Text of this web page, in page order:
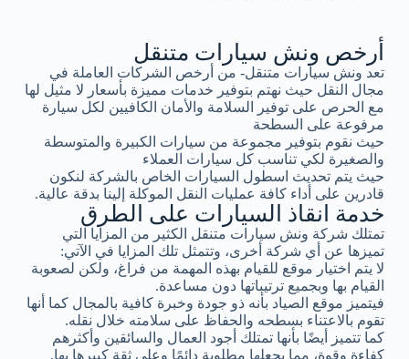
أرخص ونش سيارات متنقل
تعد ونش سيارات متنقل- من أرخص الشركات العاملة في
مجال النقل حيث نهتم بتوفير خدمات مميزة بأسعار لا مثيل لها
مع الحرص على توفير السلامة والأمان الكافيين لكل سيارة
مرفوعة على السطحة
حيث نقوم بتوفير مجموعة من سيارات الكبيرة والمتوسطة
والصغيرة لكي تناسب كل سيارات العملاء
حيث يتم تحديث اسطول السيارات الخاص بالشركة لنكون
قادرين على أداء كافة عمليات النقل الموكلة إلينا بدقة عالية.
خدمة انقاذ السيارات على الطرق
تمتلك شركة ونش سيارات متنقل الكثير من المزايا التي
تميزها عن أي شركة أخرى، وتتمثل تلك المزايا في الآتي:
لا يتم اختيار موقع للقيام بهذه المهمة من فراغ، ولكن لصعوبة
القيام بها وبجميع ترتيباتها دون مساعدة.
فيتميز موقع الصياد بأنه ذو جودة وخبرة كافية بالمجال كما أنها
تقوم بالاعتناء بسطحه والحفاظ على سلامته خلال نقله.
كما تتميز أيضًا بأنها تمتلك أجود العمال والسائقين وأكثرهم
كفاءة وقوة، مما يجعلها مطلوبة دائمًا وعلى ثقة كبيرها بها.